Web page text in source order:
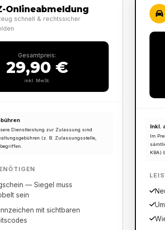
Onlineabmeldung
schnell & rechtssicher
Gesamtpreis:
29,90 €
inkl. MwSt.
Dienstleistung zur Zulassung sind
(z. B. Zulassungsstelle,
— Siegel muss
sein
mit sichtbaren
Inkl.
Im
KBA)